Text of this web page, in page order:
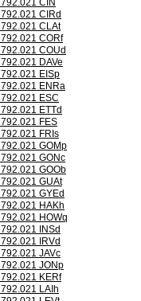
792.021 CIN
792.021 CIRd
792.021 CLAt
792.021 CORf
792.021 COUd
792.021 DAVe
792.021 EISp
792.021 ENRa
792.021 ESC
792.021 ETTd
792.021 FES
792.021 FRIs
792.021 GOMp
792.021 GONc
792.021 GOOb
792.021 GUAt
792.021 GYEd
792.021 HAKh
792.021 HOWq
792.021 INSd
792.021 IRVd
792.021 JAVc
792.021 JONp
792.021 KERf
792.021 LAIh